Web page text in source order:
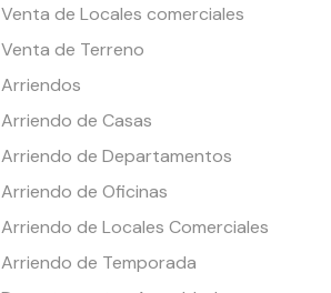
Venta de Locales comerciales
Venta de Terreno
Arriendos
Arriendo de Casas
Arriendo de Departamentos
Arriendo de Oficinas
Arriendo de Locales Comerciales
Arriendo de Temporada